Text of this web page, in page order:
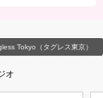
Tokyo（タグレス東京）
オ